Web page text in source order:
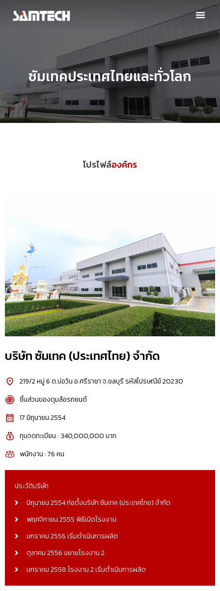
ซัมเทคประเทศไทยและทั่วโลก
โปรไฟล์องค์กร
บริษัท ซัมเทค (ประเทศไทย) จำกัด
219/2 หมู่ 6 ต.บ่อวิน อ.ศรีราชา จ.ชลบุรี รหัสไปรษณีย์ 20230
ชิ้นส่วนของดุมล้อรถยนต์
17 มิถุนายน 2554
ทุนจดทะเบียน : 340,000,000 บาท
พนักงาน : 76 คน
ประวัติบริษัท
มิถุนายน 2554 ก่อตั้งบริษัท ซัมเทค (ประเทศไทย) จำกัด
พฤศจิกายน 2555 พิธีเปิดโรงงาน
มกราคม 2556 เริ่มดำเนินการผลิต
ตุลาคม 2556 ขยายโรงงาน 2
มกราคม 2558 โรงงาน 2 เริ่มดำเนินการผลิต